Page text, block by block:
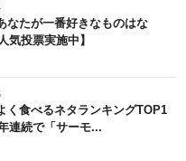
なたが一番好きなものはな
気投票実施中】
く食べるネタランキングTOP1
連続で「サーモ...